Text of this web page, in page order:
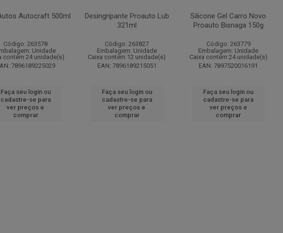
Autocraft 500ml
Código: 263578
Unidade
contém 24 unidade(s)
7896189225029
Faça seu login ou
cadastre-se para
ver preços e
comprar
Desingripante Proauto Lub
321ml
Código: 263827
Embalagem: Unidade
Caixa contém 12 unidade(s)
EAN: 7896189215051
Faça seu login ou
cadastre-se para
ver preços e
comprar
Silicone Gel Carro Novo
Proauto Bisnaga 150g
Código: 263779
Embalagem: Unidade
Caixa contém 24 unidade(s)
EAN: 7897520016191
Faça seu login ou
cadastre-se para
ver preços e
comprar